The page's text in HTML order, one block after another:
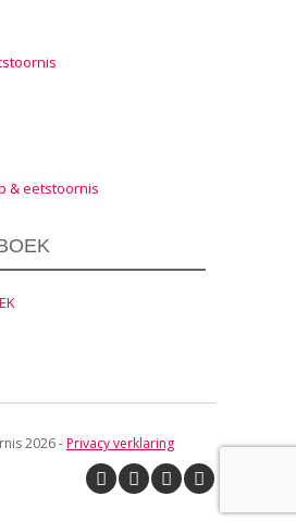
& eetstoornis
2026 -Privacy verklaring